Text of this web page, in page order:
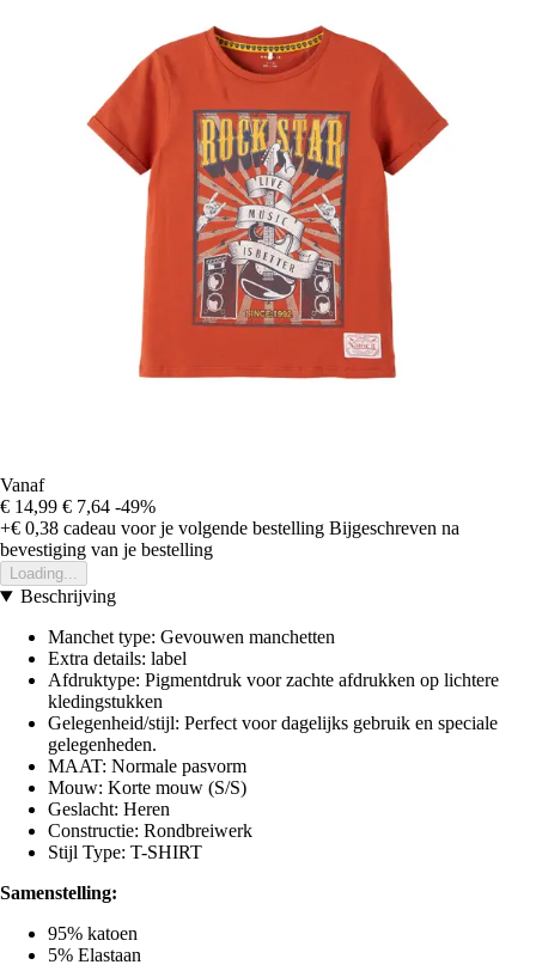
Vanaf
€ 14,99 € 7,64 -49%
+€ 0,38 cadeau voor je volgende bestelling Bijgeschreven na
bevestiging van je bestelling
Loading...
Beschrijving
Manchet type: Gevouwen manchetten
Extra details: label
Afdruktype: Pigmentdruk voor zachte afdrukken op lichtere
kledingstukken
Gelegenheid/stijl: Perfect voor dagelijks gebruik en speciale
gelegenheden.
MAAT: Normale pasvorm
Mouw: Korte mouw (S/S)
Geslacht: Heren
Constructie: Rondbreiwerk
Stijl Type: T-SHIRT
Samenstelling:
95% katoen
5% Elastaan